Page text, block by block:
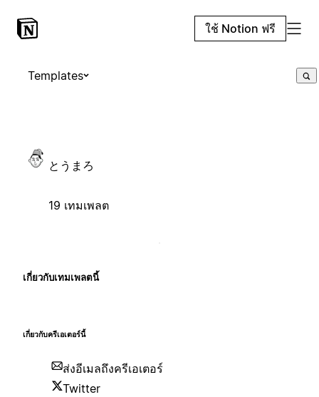
ใช้ Notion ฟรี
Templates
とうまろ
19 เทมเพลต
เกี่ยวกับเทมเพลตนี้
เกี่ยวกับครีเอเตอร์นี้
ส่งอีเมลถึงครีเอเตอร์
Twitter